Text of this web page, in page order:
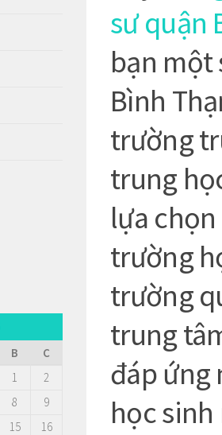
sư quận
bạn một
Bình
trường
trung
lựa
trường
trường
trung
đáp ứng
học
B C
1
2
8
9
15
16